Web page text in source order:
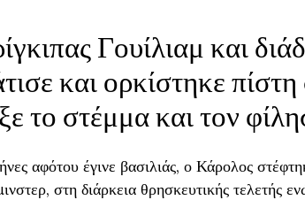
Γουίλιαμ και
και ορκίστηκε
το στέμμα και τον
αφότου έγινε βασιλιάς, ο Κάρολος
στη διάρκεια θρησκευτικής τελετής